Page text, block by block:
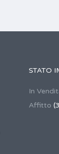
STATO
In
Affitto